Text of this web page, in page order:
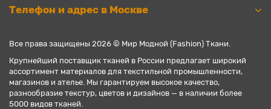
Телефон и адрес в Москве
Все права защищены 2026 © Мир Модной (Fashion) Ткани.
Крупнейший поставщик тканей в России предлагает широкий
ассортимент материалов для текстильной промышленности,
магазинов и ателье. Мы гарантируем высокое качество,
разнообразие текстур, цветов и дизайнов — в наличии более
5000 видов тканей.